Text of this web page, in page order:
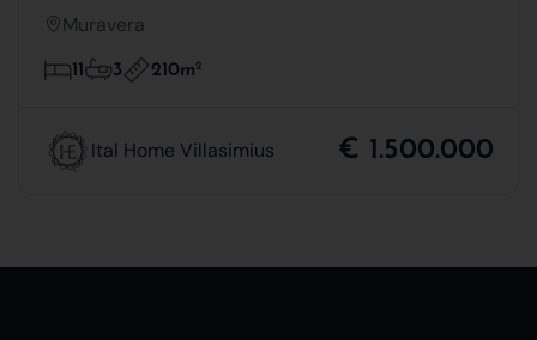
Muravera
11 3 210m2
Ital Home Villasimius € 1.500.000